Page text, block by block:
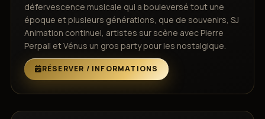
défervescence musicale qui a bouleversé tout une
époque et plusieurs générations, que de souvenirs, SJ
Animation continuel, artistes sur scène avec Pierre
Perpall et Vénus un gros party pour les nostalgique.
RÉSERVER / INFORMATIONS